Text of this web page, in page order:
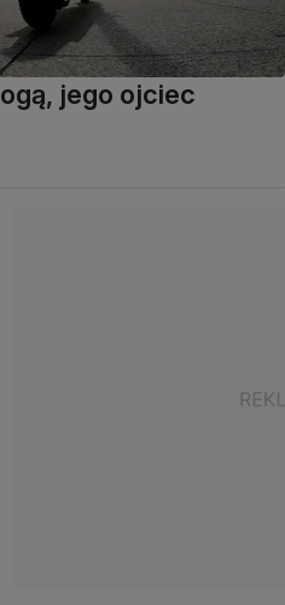
jego ojciec